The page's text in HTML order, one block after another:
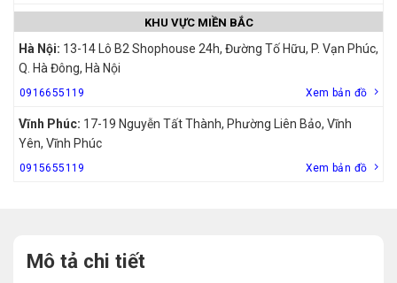
KHU VỰC MIỀN BẮC
Hà Nội: 13-14 Lô B2 Shophouse 24h, Đường Tố Hữu, P. Vạn Phúc,
Q. Hà Đông, Hà Nội
0916655119 Xem bản đồ
Vĩnh Phúc: 17-19 Nguyễn Tất Thành, Phường Liên Bảo, Vĩnh
Yên, Vĩnh Phúc
0915655119 Xem bản đồ
Mô tả chi tiết